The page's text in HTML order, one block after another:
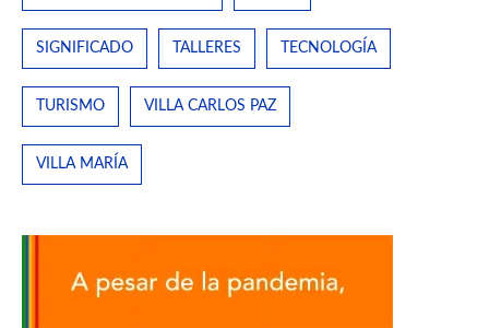
SIGNIFICADO TALLERES TECNOLOGÍA
TURISMO VILLA CARLOS PAZ
VILLA MARÍA